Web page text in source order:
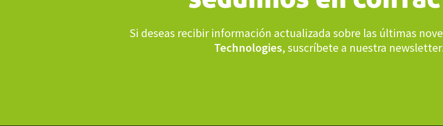
Si deseas recibir información actualizada sobre las últimas
Technologies, suscríbete a nuestra